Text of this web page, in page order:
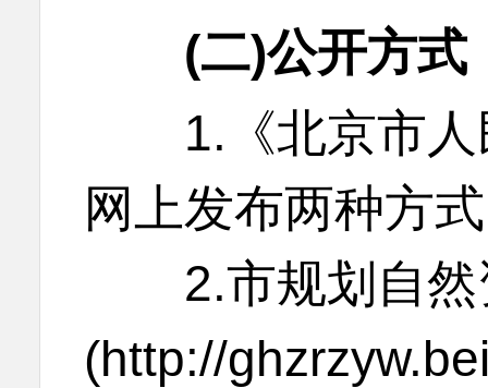
(二)公开方式
1.《北京市人
网上发布两种方
2.市规划自然
(http://